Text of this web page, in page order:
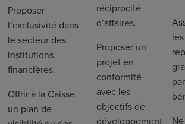
Proposer
l’exclusivité dans
le secteur des
institutions
financières.
Offrir à la Caisse
un plan de
réciprocité
d’affaires.
Proposer un
projet en
conformité
avec les
objectifs de
développement